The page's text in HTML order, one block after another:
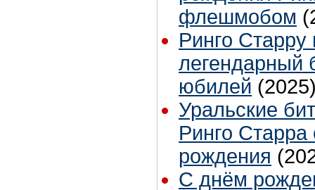
флешмобом
Ринго Старру
легендарный
юбилей
Уральские
Ринго
рождения
С днём